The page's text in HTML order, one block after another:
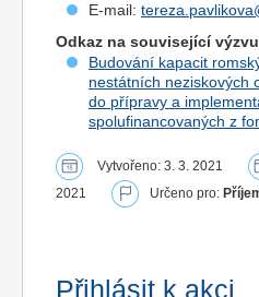
E-mail:
Odkaz na související
Budování kapacit
nestátních neziskových
do přípravy a
spolufinancovaných z
Vytvořeno: 3. 3. 2021
2021
Určeno pro:
Přihlásit k akci